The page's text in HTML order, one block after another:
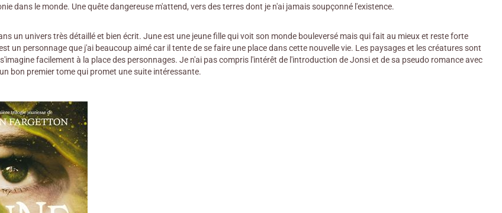
dans le monde. Une quête dangereuse m'attend, vers des terres dont je n'ai jamais soupçonné l'existence.
un univers très détaillé et bien écrit. June est une jeune fille qui voit son monde bouleversé mais qui fait au mieux et reste forte
un personnage que j'ai beaucoup aimé car il tente de se faire une place dans cette nouvelle vie. Les paysages et les créatures sont
facilement à la place des personnages. Je n'ai pas compris l'intérêt de l'introduction de Jonsi et de sa pseudo romance avec
bon premier tome qui promet une suite intéressante.